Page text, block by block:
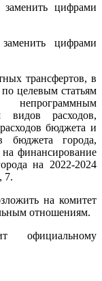
цифрами
цифрами
трансфертов, в
целевым статьям
видов расходов,
бюджета и
бюджета города,
финансирование
на 2022-2024
7.
на комитет
отношениям.
официальному